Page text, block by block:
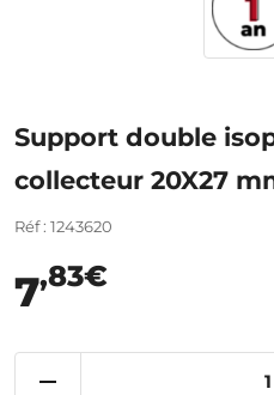
Support double
collecteur 20X27
Réf : 1243620
7,83€